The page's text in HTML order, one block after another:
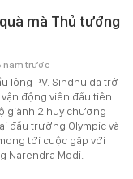
mà Thủ tướng
lông P.V. Sindhu đã trở
động viên đầu tiên
giành 2 huy chương
đấu trường Olympic và
tới cuộc gặp với
Narendra Modi.
năm trước